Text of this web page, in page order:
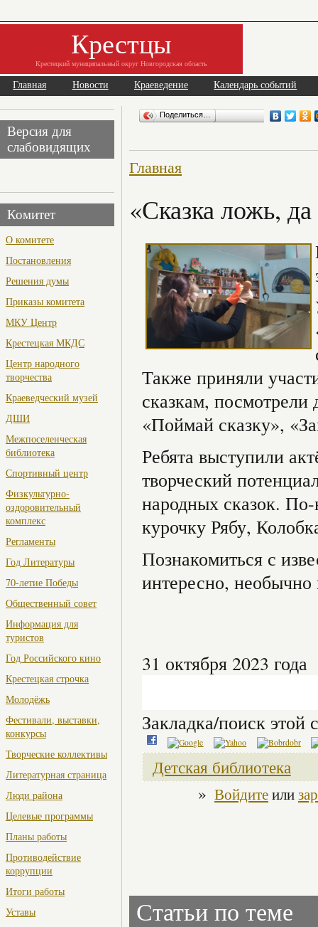
Крестцы
Крестецкий муниципальный округ Новгородская область
Главная Новости Краеведение Календарь событий
Версия для
слабовидящих
Комитет
О комитете
Постановления
Решения думы
Приказы комитета
МКУ Центр
Крестецкая МКДС
Центр народного
творчества
Краеведческий музей
ДШИ
Межпоселенческая
библиотека
Спортивный центр
Физкультурно-
оздоровительный
комплекс
Регламенты
Год Литературы
70-летие Победы
Общественный совет
Информация для
туристов
Год Российского кино
Крестецкая строчка
Молодёжь
Фестивали, выставки,
конкурсы
Творческие коллективы
Литературная страница
Люди района
Целевые программы
Планы работы
Противодействие
коррупции
Итоги работы
Уставы
Поделиться…
Главная
«Сказка ложь,
Также приняли
сказкам,
«Поймай сказку»,
Ребята выступили
творческий
народных сказок.
курочку Рябу,
Познакомиться с
интересно, необычно
31 октября 2023 года
Закладка/поиск этой
Детская библиотека
» Войдитеили
Статьи по теме